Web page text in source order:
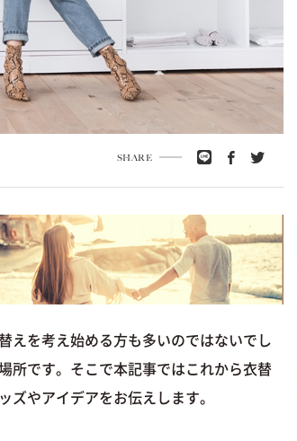
SHARE
を考え始める方も多いのではないでし
所です。そこで本記事ではこれから衣替
やアイデアをお伝えします。